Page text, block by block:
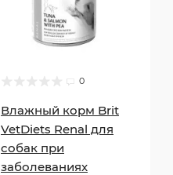
0
Влажный корм Brit
VetDiets Renal для
собак при
заболеваниях